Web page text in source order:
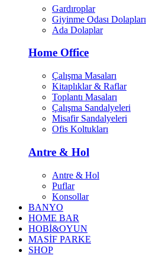
Gardıroplar
Giyinme Odası Dolapları
Ada Dolaplar
Home Office
Çalışma Masaları
Kitaplıklar & Raflar
Toplantı Masaları
Çalışma Sandalyeleri
Misafir Sandalyeleri
Ofis Koltukları
Antre & Hol
Antre & Hol
Puflar
Konsollar
BANYO
HOME BAR
HOBİ&OYUN
MASİF PARKE
SHOP